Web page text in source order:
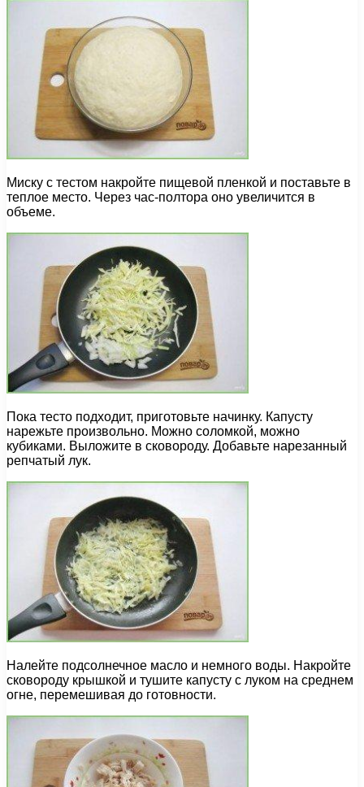
Миску с тестом накройте пищевой пленкой и поставьте в
теплое место. Через час-полтора оно увеличится в
объеме.
Пока тесто подходит, приготовьте начинку. Капусту
нарежьте произвольно. Можно соломкой, можно
кубиками. Выложите в сковороду. Добавьте нарезанный
репчатый лук.
Налейте подсолнечное масло и немного воды. Накройте
сковороду крышкой и тушите капусту с луком на среднем
огне, перемешивая до готовности.